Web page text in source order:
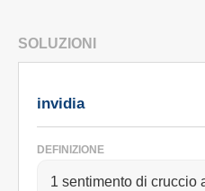
SOLUZIONI
invidia
DEFINIZIONE
1 sentimento di cruccio